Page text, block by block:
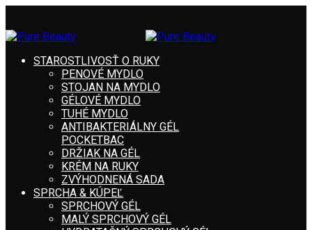
STAROSTLIVOSŤ O RUKY
PENOVÉ MYDLO
STOJAN NA MYDLO
GÉLOVÉ MYDLO
TUHÉ MYDLO
ANTIBAKTERIÁLNY GÉL
POCKETBAC
DRŽIAK NA GÉL
KRÉM NA RUKY
ZVÝHODNENÁ SADA
SPRCHA & KÚPEĽ
SPRCHOVÝ GÉL
MALÝ SPRCHOVÝ GÉL